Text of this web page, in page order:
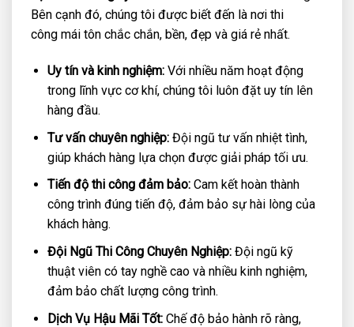
Bên cạnh đó, chúng tôi được biết đến là nơi thi
công mái tôn chắc chắn, bền, đẹp và giá rẻ nhất.
Uy tín và kinh nghiệm:Với nhiều năm hoạt động
trong lĩnh vực cơ khí, chúng tôi luôn đặt uy tín lên
hàng đầu.
Tư vấn chuyên nghiệp:Đội ngũ tư vấn nhiệt tình,
giúp khách hàng lựa chọn được giải pháp tối ưu.
Tiến độ thi công đảm bảo:Cam kết hoàn thành
công trình đúng tiến độ, đảm bảo sự hài lòng của
khách hàng.
Đội Ngũ Thi Công Chuyên Nghiệp:Đội ngũ kỹ
thuật viên có tay nghề cao và nhiều kinh nghiệm,
đảm bảo chất lượng công trình.
Dịch Vụ Hậu Mãi Tốt: Chế độ bảo hành rõ ràng,